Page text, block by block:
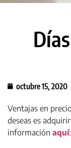
octubre 15, 2020
Ventajas en
deseas es
información aquí: